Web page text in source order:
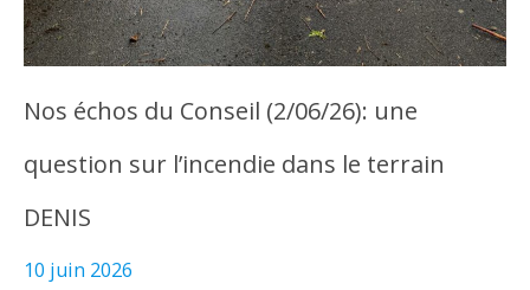
Nos échos du Conseil (2/06/26): une
question sur l’incendie dans le terrain
DENIS
10 juin 2026